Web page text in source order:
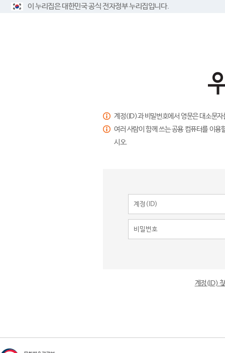
이 누리집은 대한민국 공식 전자정부 누리집입니다.
계정(ID)과 비밀번호에서 영문은 대소문
여러 사람이 함께 쓰는 공용 컴퓨터를 이
시오.
계정(ID)